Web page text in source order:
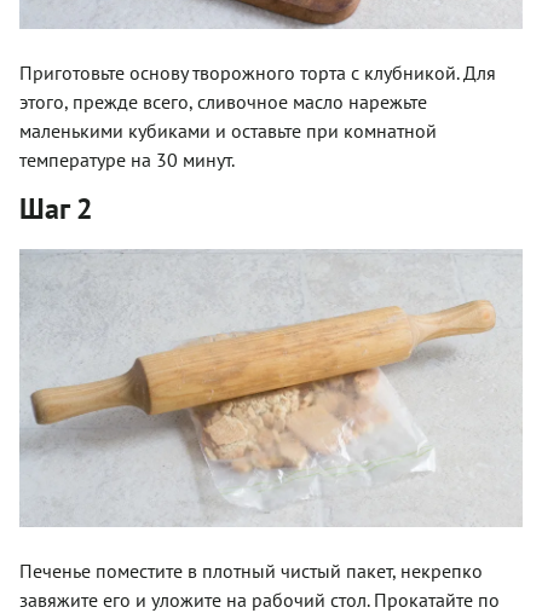
Приготовьте основу творожного торта с клубникой. Для
этого, прежде всего, сливочное масло нарежьте
маленькими кубиками и оставьте при комнатной
температуре на 30 минут.
Шаг 2
Печенье поместите в плотный чистый пакет, некрепко
завяжите его и уложите на рабочий стол. Прокатайте по